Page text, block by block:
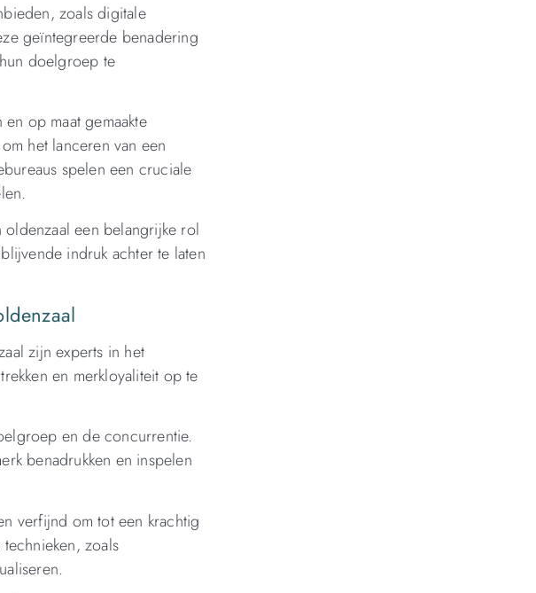
zoals digitale
geïntegreerde benadering
doelgroep te
op maat gemaakte
het lanceren van een
spelen een cruciale
een belangrijke rol
indruk achter te laten
zijn experts in het
en merkloyaliteit op te
en de concurrentie.
benadrukken en inspelen
verfijnd om tot een krachtig
zoals